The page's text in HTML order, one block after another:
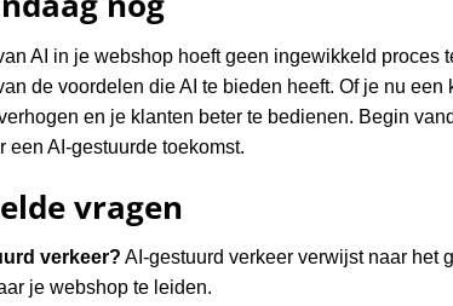
AI in je webshop hoeft geen ingewikkeld
de voordelen die AI te bieden heeft. Of je nu
en je klanten beter te bedienen. Begin
een AI-gestuurde toekomst.
vragen
verkeer? AI-gestuurd verkeer verwijst naar het
je webshop te leiden.